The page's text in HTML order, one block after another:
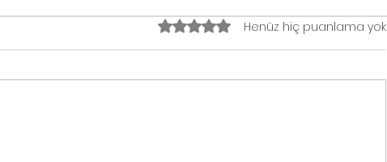
5 üzerinden 0 yıldızHenüz hiç puanlama yok